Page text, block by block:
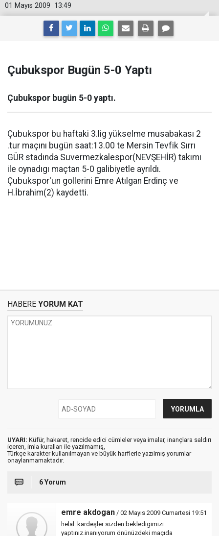
13:49
01 Mayıs 2009
Çubukspor Bugün 5-0 Yaptı
Çubukspor bugün 5-0 yaptı.
Çubukspor bu haftaki 3.lig yükselme musabakası 2
.tur maçını bugün saat:13.00 te Mersin Tevfik Sırrı
GÜR stadında Suvermezkalespor(NEVŞEHİR) takımı
ile oynadıgı maçtan 5-0 galibiyetle ayrıldı.
Çubukspor'un gollerini Emre Atılgan Erdinç ve
H.İbrahim(2) kaydetti.
HABERE YORUM KAT
UYARI: Küfür, hakaret, rencide edici cümleler veya imalar, inançlara saldırı
içeren, imla kuralları ile yazılmamış,
Türkçe karakter kullanılmayan ve büyük harflerle yazılmış yorumlar
onaylanmamaktadır.
6 Yorum
emre akdogan / 02 Mayıs 2009 Cumartesi 19:51
helal. kardeşler sizden bekledigimizi
yaptınız.inanıyorum önünüzdeki maçıda